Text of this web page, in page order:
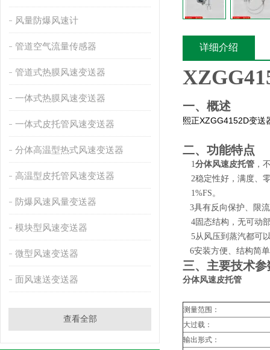
风量防爆风速计
管道空气流量传感器
管道式热膜风速变送器
一体式热膜风速变送器
一体式皮托管风速变送器
分体高温型热式风速变送器
高温型皮托管风速变送器
防爆风速风量变送器
模块型风速变送器
微型风速变送器
面风速送变送器
查看全部
详细介绍
一、概述
熙正XZGG4152D变送
二、功能特点
1分体风速皮托管 ，
2稳定性好，满度、
1%FS。
3具有反向保护、限
4固态结构，无可动
5从风压到蒸汽都可
6安装方便、结构简
三、主要技术参
分体风速皮托管
测量范围：
大过载：
输出形式：